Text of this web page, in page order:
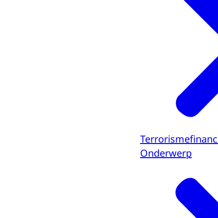
Onderwerp